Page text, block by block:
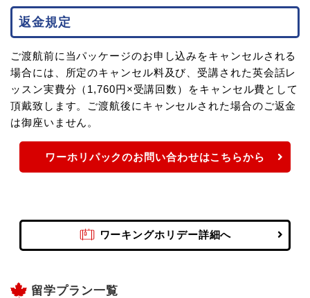
返金規定
ご渡航前に当パッケージのお申し込みをキャンセルされる
場合には、所定のキャンセル料及び、受講された英会話レ
ッスン実費分（1,760円×受講回数）をキャンセル費として
頂戴致します。ご渡航後にキャンセルされた場合のご返金
は御座いません。
ワーホリパックのお問い合わせはこちらから
ワーキングホリデー詳細へ
留学プラン一覧